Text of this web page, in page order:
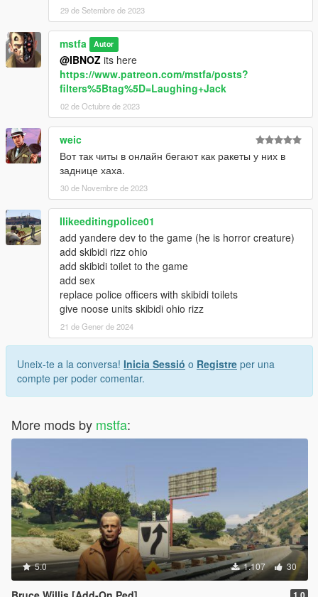
29 de Setembre de 2023
mstfa Autor
@IBNOZ its here
https://www.patreon.com/mstfa/posts?
filters%5Btag%5D=Laughing+Jack
02 de Octubre de 2023
weic
Вот так читы в онлайн бегают как ракеты у них в
заднице хаха.
30 de Novembre de 2023
Ilikeeditingpolice01
add yandere dev to the game (he is horror creature)
add skibidi rizz ohio
add skibidi toilet to the game
add sex
replace police officers with skibidi toilets
give noose units skibidi ohio rizz
21 de Gener de 2024
Uneix-te a la conversa! Inicia Sessió o Registre per una
compte per poder comentar.
More mods by mstfa:
5.0 1.107 30